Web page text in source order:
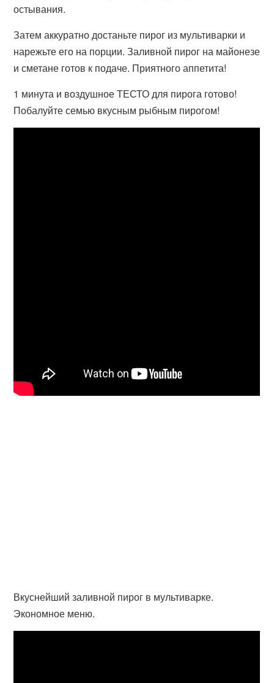
остывания.
Затем аккуратно достаньте пирог из мультиварки и
нарежьте его на порции. Заливной пирог на майонезе
и сметане готов к подаче. Приятного аппетита!
1 минута и воздушное ТЕСТО для пирога готово!
Побалуйте семью вкусным рыбным пирогом!
Вкуснейший заливной пирог в мультиварке.
Экономное меню.